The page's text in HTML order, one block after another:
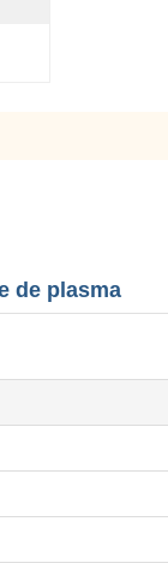
de plasma